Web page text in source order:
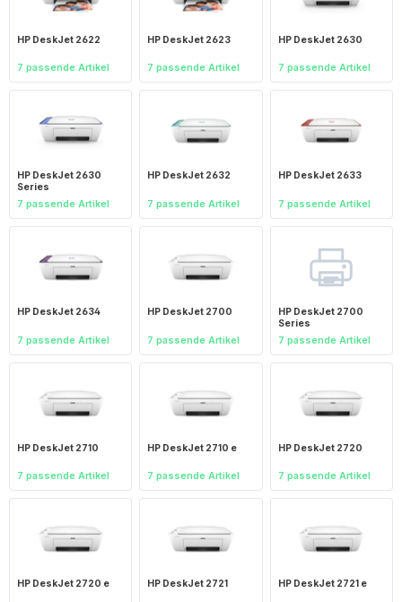
HP DeskJet 2622
7 passende Artikel
HP DeskJet 2623
7 passende Artikel
HP DeskJet 2630
7 passende Artikel
HP DeskJet 2630
Series
7 passende Artikel
HP DeskJet 2632
7 passende Artikel
HP DeskJet 2633
7 passende Artikel
HP DeskJet 2634
7 passende Artikel
HP DeskJet 2700
7 passende Artikel
HP DeskJet 2700
Series
7 passende Artikel
HP DeskJet 2710
7 passende Artikel
HP DeskJet 2710 e
7 passende Artikel
HP DeskJet 2720
7 passende Artikel
HP DeskJet 2720 e HP DeskJet 2721 HP DeskJet 2721 e